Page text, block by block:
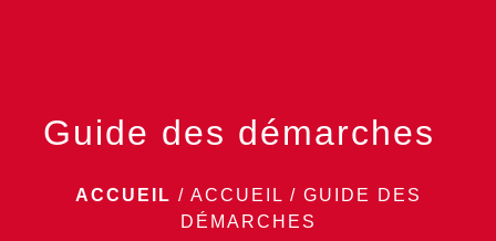
Guide des démarches
ACCUEIL / ACCUEIL / GUIDE DES
DÉMARCHES